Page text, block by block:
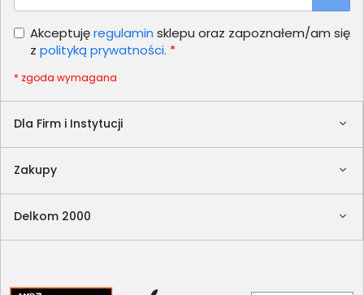
Dla Firm i Instytucji
Zakupy
Delkom 2000
Akceptujęregulamin sklepu oraz zapoznałem/am się
z polityką prywatności. *
* zgoda wymagana